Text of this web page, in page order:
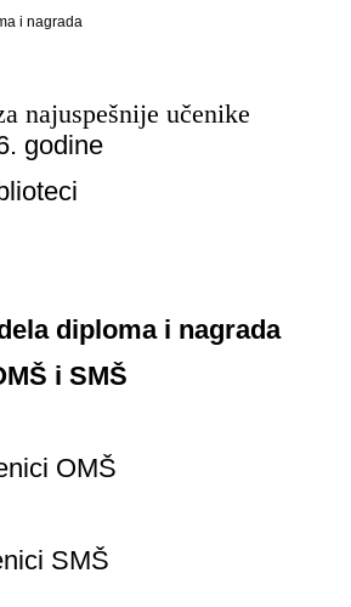
i nagrada
godine
diploma i nagrada
i SMŠ
OMŠ
SMŠ